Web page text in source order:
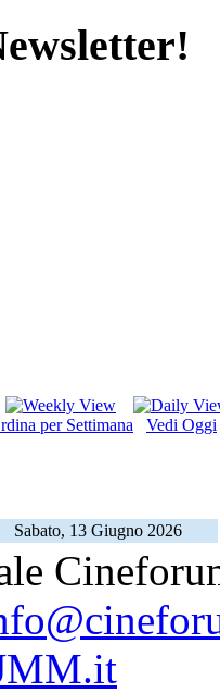
per Settimana Vedi Oggi
Sabato, 13 Giugno 2026